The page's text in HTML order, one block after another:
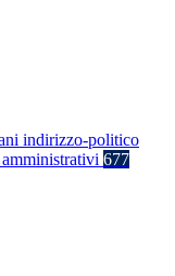
indirizzo-politico
677